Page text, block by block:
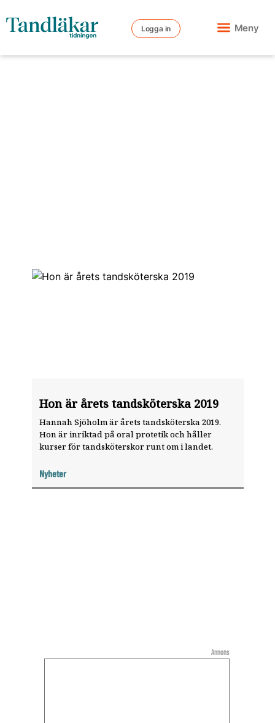
Logga in Meny
Hon är årets tandsköterska 2019
Hannah Sjöholm är årets tandsköterska 2019.
Hon är inriktad på oral protetik och håller
kurser för tandsköterskor runt om i landet.
Nyheter
Annons